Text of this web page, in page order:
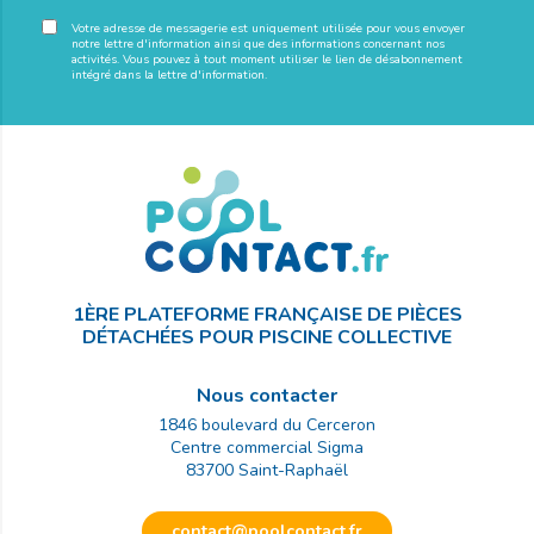
Votre adresse de messagerie est uniquement utilisée pour vous envoyer
notre lettre d'information ainsi que des informations concernant nos
activités. Vous pouvez à tout moment utiliser le lien de désabonnement
intégré dans la lettre d'information.
1ÈRE PLATEFORME FRANÇAISE DE PIÈCES
DÉTACHÉES POUR PISCINE COLLECTIVE
Nous contacter
1846 boulevard du Cerceron
Centre commercial Sigma
83700 Saint-Raphaël